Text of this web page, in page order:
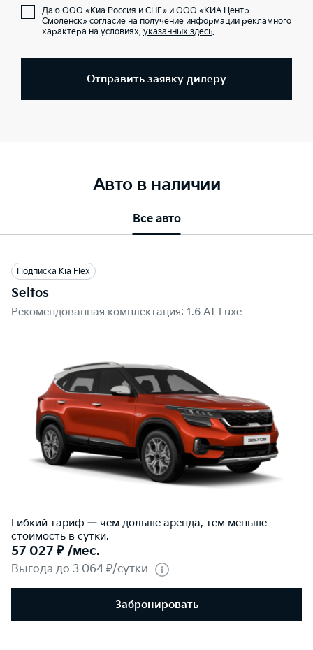
Даю ООО «Киа Россия и СНГ» и ООО «КИА Центр
Смоленск» согласие на получение информации рекламного
характера на условиях, указанных здесь.
Отправить заявку дилеру
Авто в наличии
Все авто
Подписка Kia Flex
Seltos
Рекомендованная комплектация: 1.6 AT Luxe
Гибкий тариф — чем дольше аренда, тем меньше
стоимость в сутки.
57 027 ₽ /мес.
Выгода до 3 064 ₽/сутки
Забронировать